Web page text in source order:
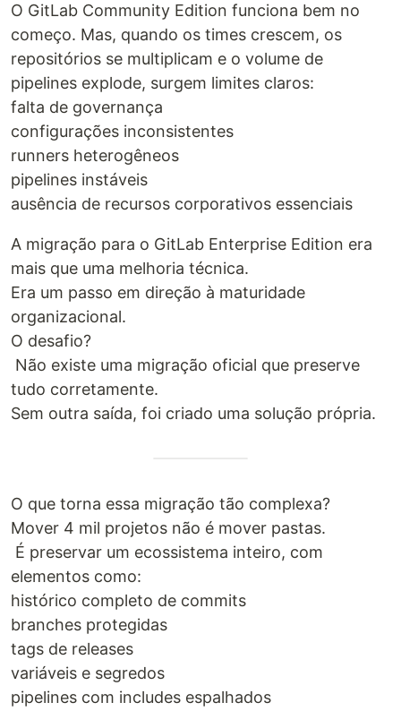
O GitLab Community Edition funciona bem no
começo. Mas, quando os times crescem, os
repositórios se multiplicam e o volume de
pipelines explode, surgem limites claros:
falta de governança
configurações inconsistentes
runners heterogêneos
pipelines instáveis
ausência de recursos corporativos essenciais
A migração para o GitLab Enterprise Edition era
mais que uma melhoria técnica.
Era um passo em direção à maturidade
organizacional.
O desafio?
Não existe uma migração oficial que preserve
tudo corretamente.
Sem outra saída, foi criado uma solução própria.
O que torna essa migração tão complexa?
Mover 4 mil projetos não é mover pastas.
É preservar um ecossistema inteiro, com
elementos como:
histórico completo de commits
branches protegidas
tags de releases
variáveis e segredos
pipelines com includes espalhados